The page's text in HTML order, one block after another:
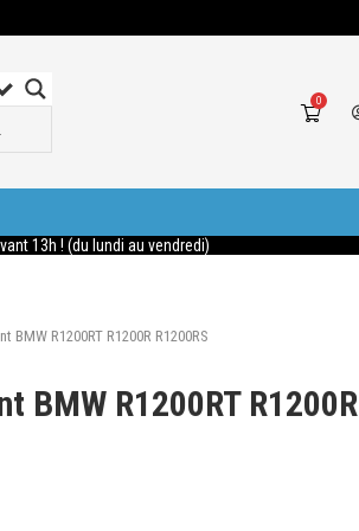
0
13h ! (du lundi au vendredi)
BMW R1200RT R1200R R1200RS
BMW R1200RT R1200R